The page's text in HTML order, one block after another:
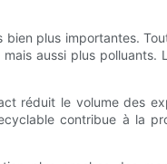
plus importantes.
aussi plus polluants.
réduit le volume des
contribue à la